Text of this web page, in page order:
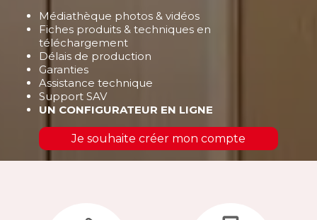
Médiathèque photos & vidéos
Fiches produits & techniques en
téléchargement
Délais de production
Garanties
Assistance technique
Support SAV
UN CONFIGURATEUR EN LIGNE
Je souhaite créer mon compte